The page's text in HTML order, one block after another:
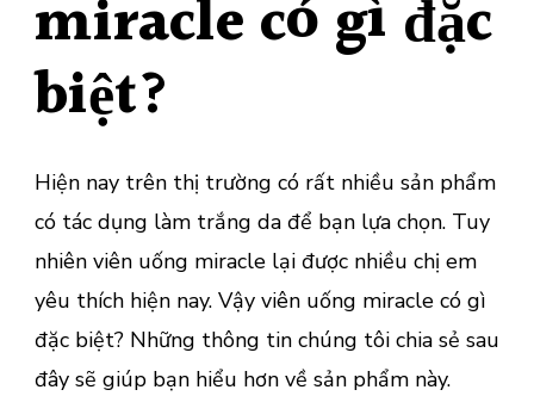
miracle có gì đặc
biệt?
Hiện nay trên thị trường có rất nhiều sản phẩm
có tác dụng làm trắng da để bạn lựa chọn. Tuy
nhiên viên uống miracle lại được nhiều chị em
yêu thích hiện nay. Vậy viên uống miracle có gì
đặc biệt? Những thông tin chúng tôi chia sẻ sau
đây sẽ giúp bạn hiểu hơn về sản phẩm này.